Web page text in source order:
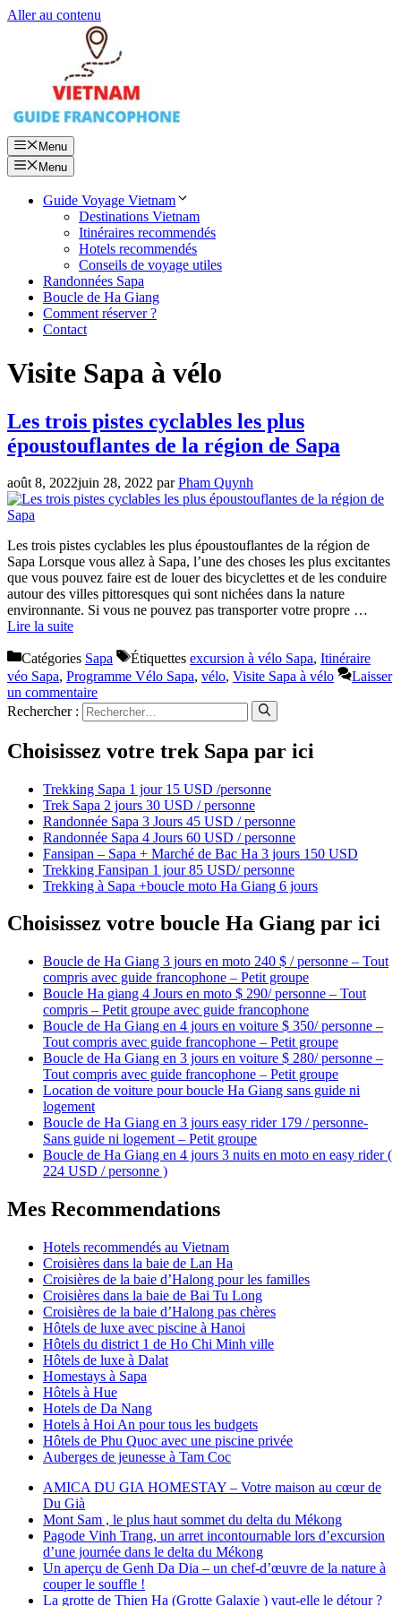
Aller au contenu
Menu
Menu
Guide Voyage Vietnam
Destinations Vietnam
Itinéraires recommendés
Hotels recommendés
Conseils de voyage utiles
Randonnées Sapa
Boucle de Ha Giang
Comment réserver ?
Contact
Visite Sapa à vélo
Les trois pistes cyclables les plus
époustouflantes de la région de Sapa
août 8, 2022juin 28, 2022 parPham Quynh
Les trois pistes cyclables les plus époustouflantes de la région de
Sapa Lorsque vous allez à Sapa, l’une des choses les plus excitantes
que vous pouvez faire est de louer des bicyclettes et de les conduire
autour des villes pittoresques qui sont nichées dans la nature
environnante. Si vous ne pouvez pas transporter votre propre …
Lire la suite
Catégories Sapa Étiquettes excursion à vélo Sapa, Itinéraire
véo Sapa, Programme Vélo Sapa, vélo, Visite Sapa à vélo
Laisser
un commentaire
Rechercher :
Choisissez votre trek Sapa par ici
Trekking Sapa 1 jour 15 USD /personne
Trek Sapa 2 jours 30 USD / personne
Randonnée Sapa 3 Jours 45 USD / personne
Randonnée Sapa 4 Jours 60 USD / personne
Fansipan – Sapa + Marché de Bac Ha 3 jours 150 USD
Trekking Fansipan 1 jour 85 USD/ personne
Trekking à Sapa +boucle moto Ha Giang 6 jours
Choisissez votre boucle Ha Giang par ici
Boucle de Ha Giang 3 jours en moto 240 $ / personne – Tout
compris avec guide francophone – Petit groupe
Boucle Ha giang 4 Jours en moto $ 290/ personne – Tout
compris – Petit groupe avec guide francophone
Boucle de Ha Giang en 4 jours en voiture $ 350/ personne –
Tout compris avec guide francophone – Petit groupe
Boucle de Ha Giang en 3 jours en voiture $ 280/ personne –
Tout compris avec guide francophone – Petit groupe
Location de voiture pour boucle Ha Giang sans guide ni
logement
Boucle de Ha Giang en 3 jours easy rider 179 / personne-
Sans guide ni logement – Petit groupe
Boucle de Ha Giang en 4 jours 3 nuits en moto en easy rider (
224 USD / personne )
Mes Recommendations
Hotels recommendés au Vietnam
Croisières dans la baie de Lan Ha
Croisières de la baie d’Halong pour les familles
Croisières dans la baie de Bai Tu Long
Croisières de la baie d’Halong pas chères
Hôtels de luxe avec piscine à Hanoi
Hôtels du district 1 de Ho Chi Minh ville
Hôtels de luxe à Dalat
Homestays à Sapa
Hôtels à Hue
Hotels de Da Nang
Hotels à Hoi An pour tous les budgets
Hôtels de Phu Quoc avec une piscine privée
Auberges de jeunesse à Tam Coc
AMICA DU GIA HOMESTAY – Votre maison au cœur de
Du Già
Mont Sam , le plus haut sommet du delta du Mékong
Pagode Vinh Trang, un arret incontournable lors d’excursion
d’une journée dans le delta du Mékong
Un aperçu de Genh Da Dia – un chef-d’œuvre de la nature à
couper le souffle !
La grotte de Thien Ha (Grotte Galaxie ) vaut-elle le détour ?